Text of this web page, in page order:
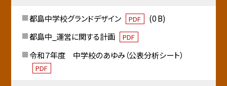
都島中学校グランドデザイン PDF
(0 B)
都島中_運営に関する計画
PDF
令和７年度 中学校のあゆみ（公表分析シート）
PDF